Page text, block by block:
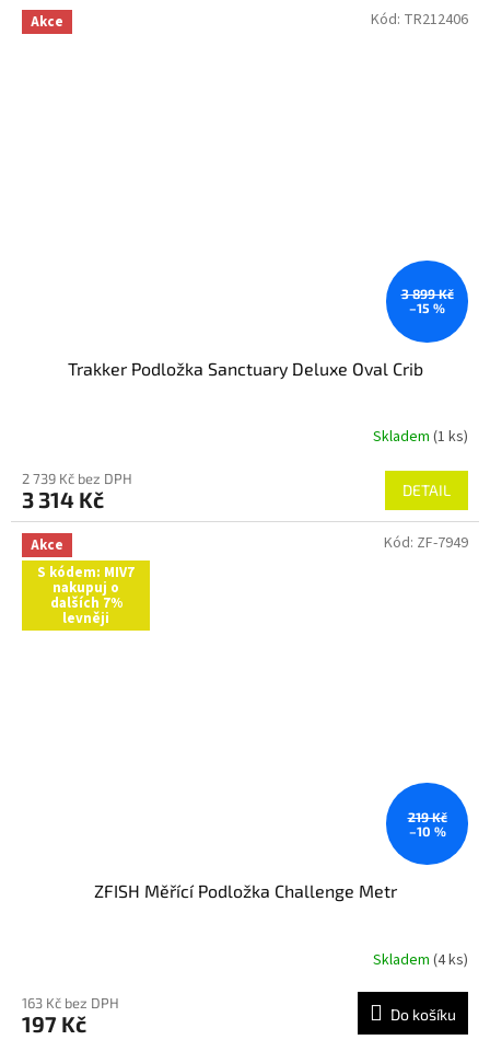
Akce
3 899 Kč
–15 %
Trakker Podložka Sanctuary Deluxe Oval Crib
Skladem (1 ks)
2 739 Kč bez DPH
3 314 Kč DETAIL
Kód: TR212406
Akce
S kódem: MIV7
nakupuj o
dalších 7%
levněji
219 Kč
–10 %
ZFISH Měřící Podložka Challenge Metr
Skladem (4 ks)
163 Kč bez DPH
197 Kč Do košíku
Kód: ZF-7949